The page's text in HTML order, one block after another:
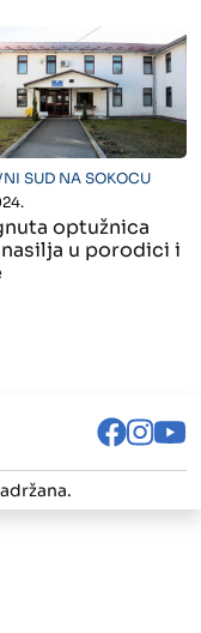
SUD NA SOKOCU
optužnica
u porodici i